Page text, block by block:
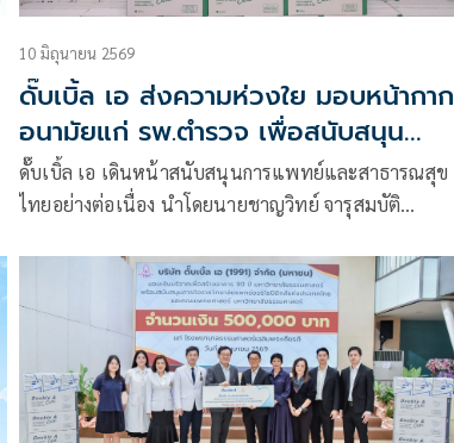
10 มิถุนายน 2569
ดั๊บเบิ้ล เอ ส่งความห่วงใย มอบหน้ากาก
อนามัยแก่ รพ.ตำรวจ เพื่อสนับสนุน
ทางการแพทย์
ดั๊บเบิ้ล เอ เดินหน้าสนับสนุนการแพทย์และสาธารณสุข
ไทยอย่างต่อเนื่อง นำโดยนายชาญวิทย์ จารุสมบัติ
สื่อสารและภาพลักษณ์องค์กร บริษัท ดั๊บเบิ้ล เอ (1991)
จำกัด (มหาชน) เป็นผู้แทนมอบหน้ากากอนามัยทางการ
แพทย์ “Double A Care” รวมมูลค่าทั้งสิ้น